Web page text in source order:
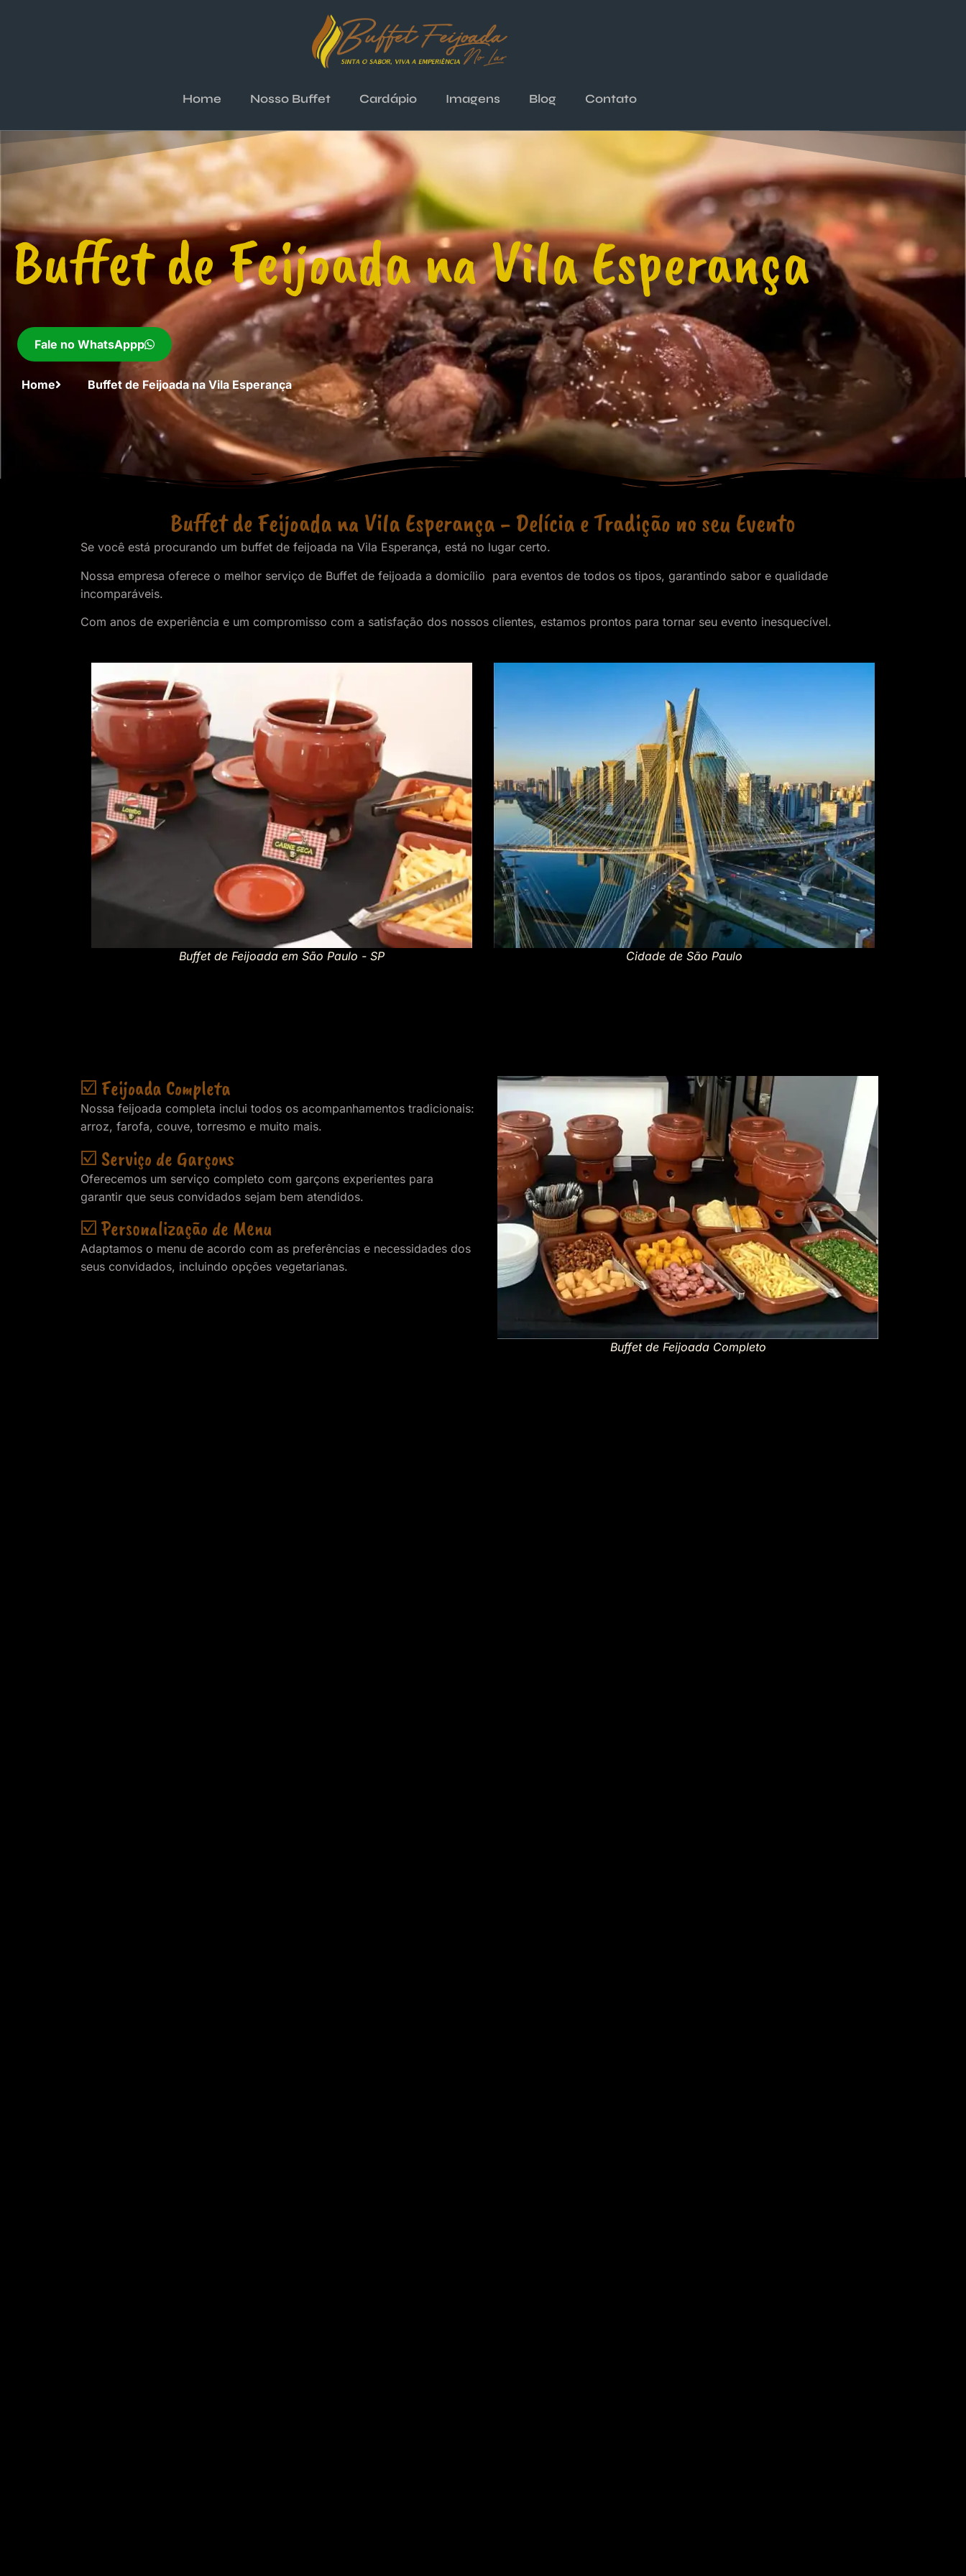
Home Nosso Buffet Cardápio Imagens Blog Contato
Buffet de Feijoada na Vila Esperança
Fale no WhatsAppp
Home Buffet de Feijoada na Vila Esperança
Buffet de Feijoada na Vila Esperança - Delícia e Tradição no seu Evento
Se você está procurando um buffet de feijoada na Vila Esperança, está no lugar certo.
Nossa empresa oferece o melhor serviço de Buffet de feijoada a domicílio para eventos de todos os tipos, garantindo sabor e qualidade
incomparáveis.
Com anos de experiência e um compromisso com a satisfação dos nossos clientes, estamos prontos para tornar seu evento inesquecível.
Buffet de Feijoada em São Paulo - SP Cidade de São Paulo
☑️ Feijoada Completa
Nossa feijoada completa inclui todos os acompanhamentos tradicionais:
arroz, farofa, couve, torresmo e muito mais.
☑️ Serviço de Garçons
Oferecemos um serviço completo com garçons experientes para
garantir que seus convidados sejam bem atendidos.
☑️ Personalização de Menu
Adaptamos o menu de acordo com as preferências e necessidades dos
seus convidados, incluindo opções vegetarianas.
Buffet de Feijoada Completo